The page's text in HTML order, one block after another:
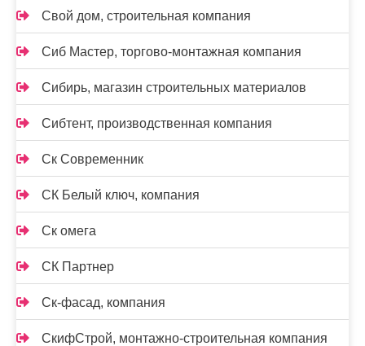
Свой дом, строительная компания
Сиб Мастер, торгово-монтажная компания
Сибирь, магазин строительных материалов
Сибтент, производственная компания
Ск Cовременник
СК Белый ключ, компания
Ск омега
СК Партнер
Ск-фасад, компания
СкифСтрой, монтажно-строительная компания